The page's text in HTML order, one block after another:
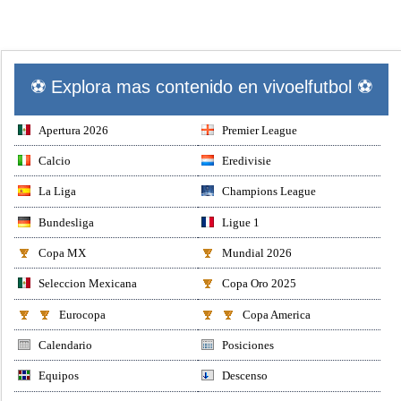
⚽ Explora mas contenido en vivoelfutbol ⚽
Apertura 2026 Premier League
Calcio Eredivisie
La Liga Champions League
Bundesliga Ligue 1
Copa MX Mundial 2026
Seleccion Mexicana Copa Oro 2025
Eurocopa Copa America
Calendario Posiciones
Equipos Descenso